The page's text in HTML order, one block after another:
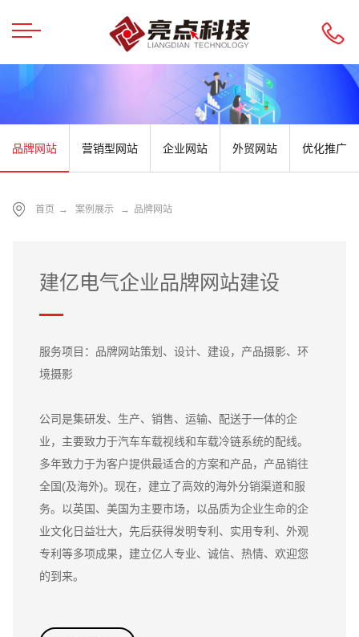
品牌网站 营销型网站 企业网站 外贸网站 优化推广
首页 → 案例展示 → 品牌网站
建亿电气企业品牌网站建设
服务项目：品牌网站策划、设计、建设，产品摄影、环
境摄影
公司是集研发、生产、销售、运输、配送于一体的企
业，主要致力于汽车车载视线和车载冷链系统的配线。
多年致力于为客户提供最适合的方案和产品，产品销往
全国(及海外)。现在，建立了高效的海外分销渠道和服
务。以英国、美国为主要市场，以品质为企业生命的企
业文化日益壮大，先后获得发明专利、实用专利、外观
专利等多项成果，建立亿人专业、诚信、热情、欢迎您
的到来。